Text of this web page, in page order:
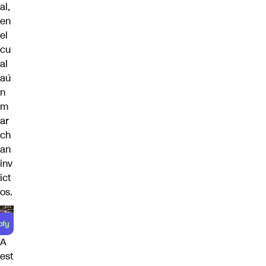
al,
en
el
cu
al
aú
n
m
ar
ch
an
inv
ict
os.
A
est